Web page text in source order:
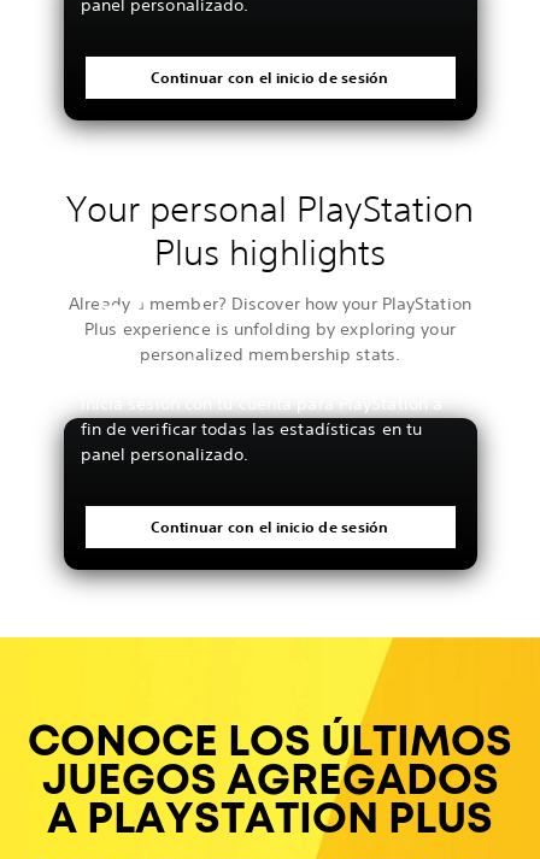
panel personalizado.
Continuar con el inicio de sesión
Your personal PlayStation
Plus highlights
Already a member? Discover how your PlayStation
Plus experience is unfolding by exploring your
personalized membership stats.
Ver tus estadísticas
Inicia sesión con tu cuenta para PlayStation a
fin de verificar todas las estadísticas en tu
panel personalizado.
Continuar con el inicio de sesión
CONOCE LOS ÚLTIMOS
JUEGOS AGREGADOS
A PLAYSTATION PLUS